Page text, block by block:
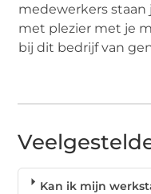
medewerkers staan
met plezier met je
bij dit bedrijf van
Kan ik mijn